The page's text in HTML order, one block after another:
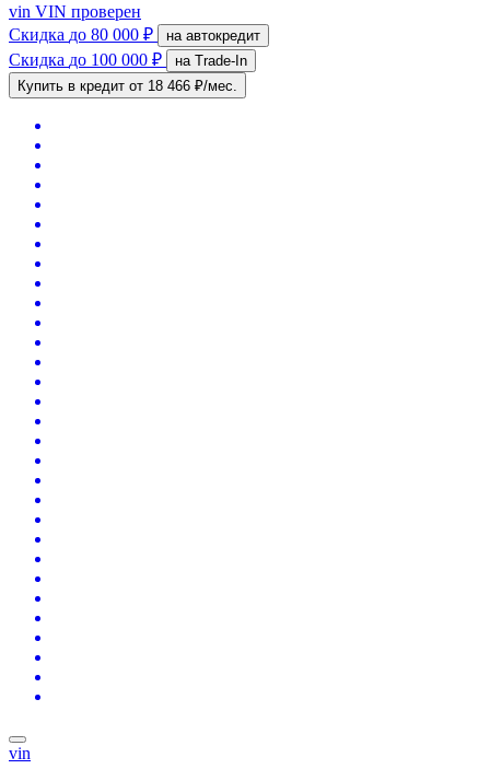
vin VIN проверен
Скидка до 80 000 ₽ на автокредит
Скидка до 100 000 ₽
на Trade-In
Купить в кредит от 18 466 ₽/мес.
vin